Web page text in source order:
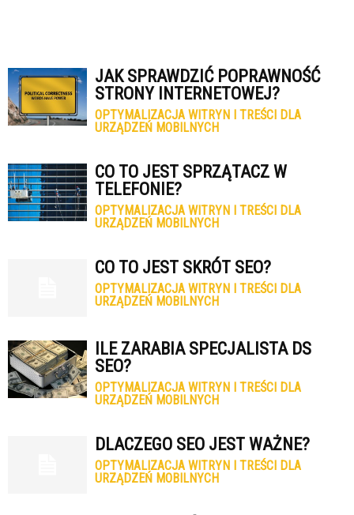
JAK SPRAWDZIĆ POPRAWNOŚĆ
STRONY INTERNETOWEJ?
OPTYMALIZACJA WITRYN I TREŚCI DLA
URZĄDZEŃ MOBILNYCH
CO TO JEST SPRZĄTACZ W
TELEFONIE?
OPTYMALIZACJA WITRYN I TREŚCI DLA
URZĄDZEŃ MOBILNYCH
CO TO JEST SKRÓT SEO?
OPTYMALIZACJA WITRYN I TREŚCI DLA
URZĄDZEŃ MOBILNYCH
ILE ZARABIA SPECJALISTA DS
SEO?
OPTYMALIZACJA WITRYN I TREŚCI DLA
URZĄDZEŃ MOBILNYCH
DLACZEGO SEO JEST WAŻNE?
OPTYMALIZACJA WITRYN I TREŚCI DLA
URZĄDZEŃ MOBILNYCH